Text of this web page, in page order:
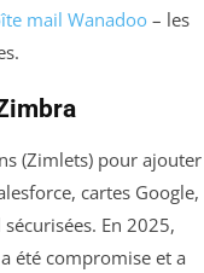
mail Wanadoo– les
(Zimlets) pour ajouter
cartes Google,
En 2025,
été compromise et a